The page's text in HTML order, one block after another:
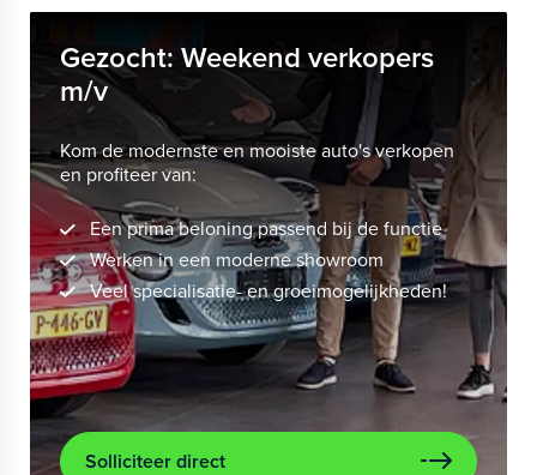
Gezocht: Weekend verkopers
m/v
Kom de modernste en mooiste auto's verkopen
en profiteer van:
Een prima beloning passend bij de functie
Werken in een moderne showroom
Veel specialisatie- en groeimogelijkheden!
Solliciteer direct